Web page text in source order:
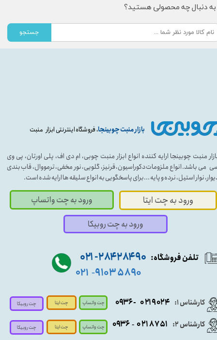
بازار منبت چوبینجا، فروشگاه اینترنتی ابزار منبت
منبت چوبینجا ارایه کننده انواع ابزار منبت چوبی، ام دی اف، پلی اورتان، پی وی
می باشد. انواع ملزومات دکوراسیون، قرنیز، گلویی، نور مخفی، ترمووال، قاب بندی
نوار استیل، نرده و پایه ...برای پاسخگویی به انواع سلیقه ها ارایه شده است.
کارشناس ۱: ۰۲۱۹۰۲۴ - ۰۹۳۶
ورود به چت ایتا ورود به چت واتساپ
تلفن فروشگاه: ۹۰ ۲۸۴ ۲۸۴- ۰۲۱
۵۸۹۰ ۹۱۰۳ -۰۲۱
کارشناس ۲: ۰۲۱۸۷۵۱ - ۰۹۳۶
ورود به چت روبیکا
چت واتساپ
چت واتساپ
چت ایتا
چت ایتا
چت روبیکا
چت روبیکا
به دنبال چه محصولی هستید؟
جستجو